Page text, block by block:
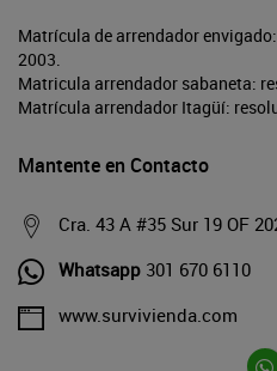
Matrícula de arrendador
2003.
Matricula arrendador sabaneta:
Matrícula arrendador Itagüí:
Mantente en Contacto
Cra. 43 A #35 Sur 19 OF
Whatsapp 301 670 6110
www.survivienda.com